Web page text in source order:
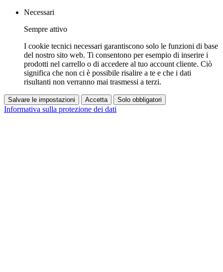
Necessari
Sempre attivo
I cookie tecnici necessari garantiscono solo le funzioni di base
del nostro sito web. Ti consentono per esempio di inserire i
prodotti nel carrello o di accedere al tuo account cliente. Ciò
significa che non ci è possibile risalire a te e che i dati
risultanti non verranno mai trasmessi a terzi.
Salvare le impostazioni Accetta Solo obbligatori
Informativa sulla protezione dei dati